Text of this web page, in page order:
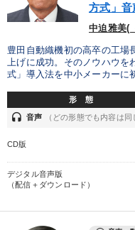
方式」音
中迫雅美(
豊田自動織機初の高卒の工場
上げに成功。そのノウハウを
式」導入法を中小メーカーに
形 態
headset 音声 （どの形態でも内容は同
CD版
デジタル音声版
（配信＋ダウンロード）